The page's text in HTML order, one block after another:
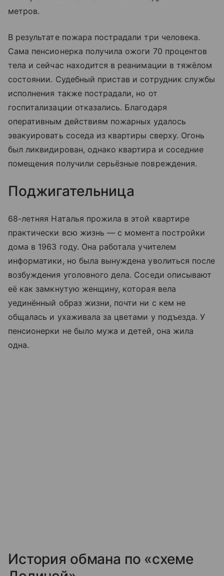
метров.
В результате пожара пострадали три человека.
Сама пенсионерка получила ожоги 70 процентов
тела и сейчас находится в реанимации в тяжёлом
состоянии. Судебный пристав и сотрудник службы
исполнения также пострадали, но от
госпитализации отказались. Благодаря
оперативным действиям пожарных удалось
эвакуировать соседа из квартиры сверху. Огонь
был ликвидирован, однако квартира и соседние
помещения получили серьёзные повреждения.
Поджигательница
68-летняя Наталья прожила в этой квартире
практически всю жизнь — с момента постройки
дома в 1963 году. Она работала учителем
информатики, но была вынуждена уволиться после
возбуждения уголовного дела. Соседи описывают
её как замкнутую женщину, которая вела
уединённый образ жизни, почти ни с кем не
общалась и ухаживала за цветами у подъезда. У
пенсионерки не было мужа и детей, она жила
одна.
История обмана по «схеме